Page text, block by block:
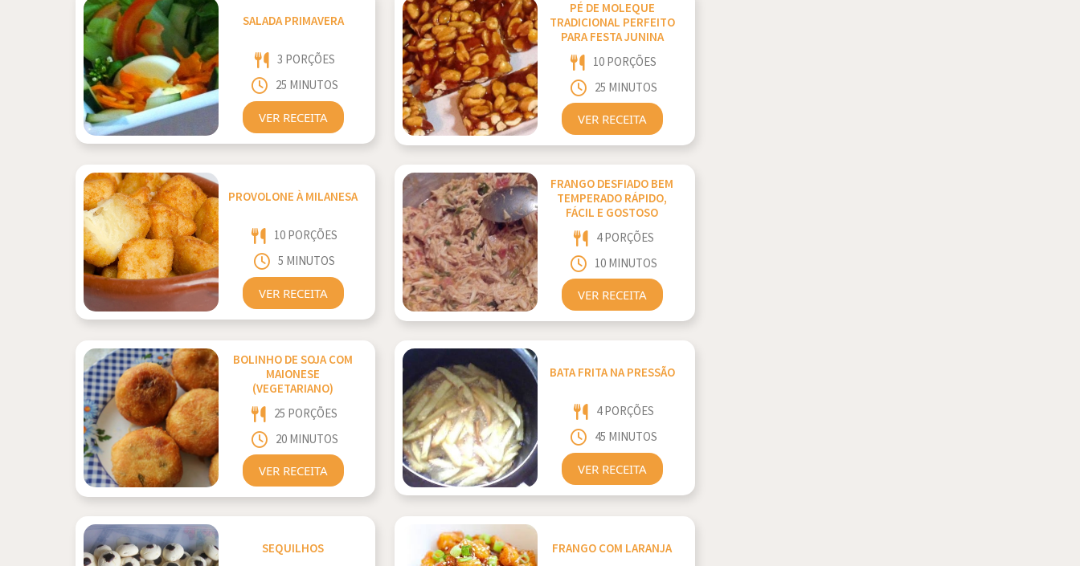
SALADA PRIMAVERA
3 PORÇÕES
25 MINUTOS
VER RECEITA
PÉ DE MOLEQUE
TRADICIONAL PERFEITO
PARA FESTA JUNINA
10 PORÇÕES
25 MINUTOS
VER RECEITA
PROVOLONE À MILANESA
10 PORÇÕES
5 MINUTOS
VER RECEITA
FRANGO DESFIADO BEM
TEMPERADO RÁPIDO,
FÁCIL E GOSTOSO
4 PORÇÕES
10 MINUTOS
VER RECEITA
BOLINHO DE SOJA COM
MAIONESE
(VEGETARIANO)
25 PORÇÕES
20 MINUTOS
VER RECEITA
BATA FRITA NA PRESSÃO
4 PORÇÕES
45 MINUTOS
VER RECEITA
SEQUILHOS FRANGO COM LARANJA